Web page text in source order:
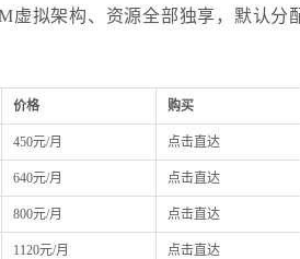
虚拟架构、资源全部独享，默认分
价格 购买
450元/月 点击直达
640元/月 点击直达
800元/月 点击直达
1120元/月 点击直达